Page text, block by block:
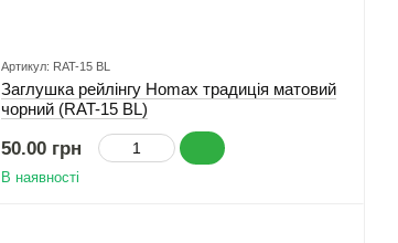
Артикул: RAT-15 BL
Заглушка рейлінгу Homax традиція матовий
чорний (RAT-15 BL)
50.00 грн
В наявності